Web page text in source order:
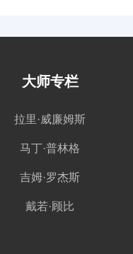
大师专栏
拉里·威廉姆斯
马丁·普林格
吉姆·罗杰斯
戴若·顾比